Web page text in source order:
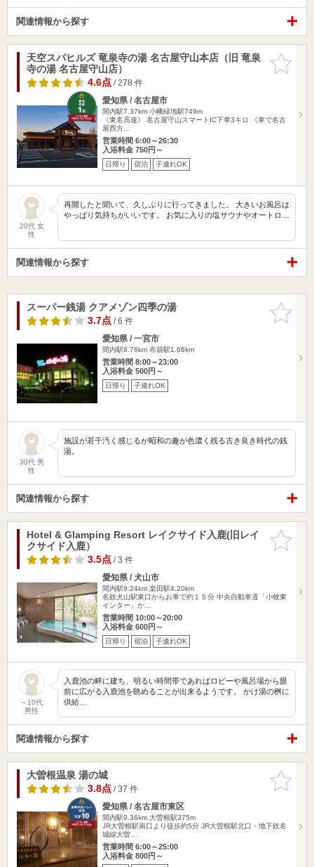
関連情報から探す
お気に入
りに追加
天空スパヒルズ 竜泉寺の湯 名古屋守山本店（旧 竜泉
寺の湯 名古屋守山店）
4.6点/ 278 件
愛知県 / 名古屋市
間内駅7.37km 小幡緑地駅749m
《東名高速》 名古屋守山スマートIC下車3キロ 《車で名古
屋西方…
営業時間 6:00～26:30
入浴料金 750円～
日帰り 宿泊 子連れOK
20代 女
性
再開したと聞いて、久しぶりに行ってきました。 大きいお風呂は
やっぱり気持ちがいいです。 お気に入りの塩サウナやオートロ…
関連情報から探す
お気に入
りに追加
スーパー銭湯 クアメゾン四季の湯
3.7点/ 6 件
愛知県 / 一宮市
間内駅8.76km 布袋駅1.66km
営業時間 8:00～23:00
入浴料金 500円～
日帰り 子連れOK
30代 男
性
施設が若干汚く感じるが昭和の趣が色濃く残る古き良き時代の銭
湯。
関連情報から探す
お気に入
りに追加
Hotel & Glamping Resort レイクサイド入鹿(旧レイ
クサイド入鹿）
3.5点/ 3 件
愛知県 / 犬山市
間内駅9.24km 楽田駅4.20km
名鉄犬山駅東口からお車で約１５分 中央自動車道「小牧東
インター」か…
営業時間 10:00～20:00
入浴料金 600円～
日帰り 宿泊 子連れOK
～10代
男性
入鹿池の畔に建ち、明るい時間帯であればロビーや風呂場から眼
前に広がる入鹿池を眺めることが出来るようです。 かけ湯の桝に
供給…
関連情報から探す
お気に入
りに追加
大曽根温泉 湯の城
3.8点/ 37 件
愛知県 / 名古屋市東区
間内駅9.36km 大曽根駅375m
JR大曽根駅南口より徒歩約5分 JR大曽根駅北口・地下鉄名
城線大曽…
営業時間 6:00～25:00
入浴料金 800円～